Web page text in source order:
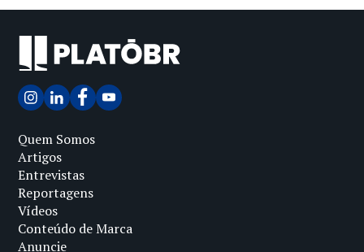
Quem Somos
Artigos
Entrevistas
Reportagens
Vídeos
Conteúdo de Marca
Anuncie